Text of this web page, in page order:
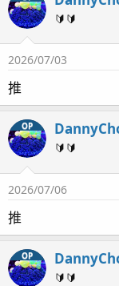
🔰🔰
2026/07/03
推
OP
🔰🔰
2026/07/06
推
OP
🔰🔰